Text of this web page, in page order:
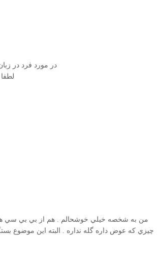
در مورد فرد در
من به شخصه خيلي خوشحالم . هم از بي بي سي
چيزي كه عوض داره گله نداره . البته اين